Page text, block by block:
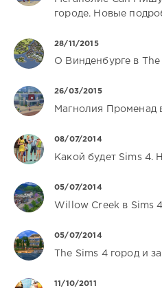
городе. Новые
28/11/2015
О Винденбурге в
26/03/2015
Магнолия Променад
08/07/2014
Какой будет Sims 4.
05/07/2014
Willow Creek в Sims 4
05/07/2014
The Sims 4 город и
11/10/2011